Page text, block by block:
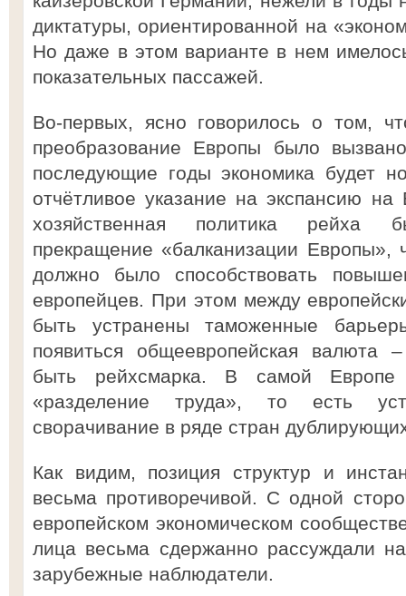
диктатуры, ориентированной на
Но даже в этом варианте в нем
показательных пассажей.
Во-первых, ясно говорилось о том,
преобразование Европы было
последующие годы экономика будет
отчётливое указание на экспансию
хозяйственная политика рейха
прекращение «балканизации Европы»,
должно было способствовать
европейцев. При этом между
быть устранены таможенные
появиться общеевропейская валюта
быть рейхсмарка. В самой
«разделение труда», то есть
сворачивание в ряде стран
Как видим, позиция структур и
весьма противоречивой. С одной
европейском экономическом
лица весьма сдержанно рассуждали
зарубежные наблюдатели.